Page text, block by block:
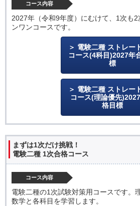
コース内容
2027年（令和9年度）にむけて、1次も
ンワンコースです。
電験二種 ストレー
コース(4科目)2027年
標
電験二種 ストレー
コース(理論優先
格目標
まずは1次だけ挑戦！
電験二種 1次合格コース
コース内容
電験二種の1次試験対策用コースです。
数学と各科目を学習します。